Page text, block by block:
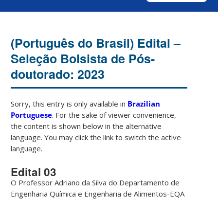
(Português do Brasil) Edital –
Seleção Bolsista de Pós-
doutorado: 2023
Sorry, this entry is only available in Brazilian
Portuguese. For the sake of viewer convenience,
the content is shown below in the alternative
language. You may click the link to switch the active
language.
Edital 03
O Professor Adriano da Silva do Departamento de
Engenharia Química e Engenharia de Alimentos-EQA